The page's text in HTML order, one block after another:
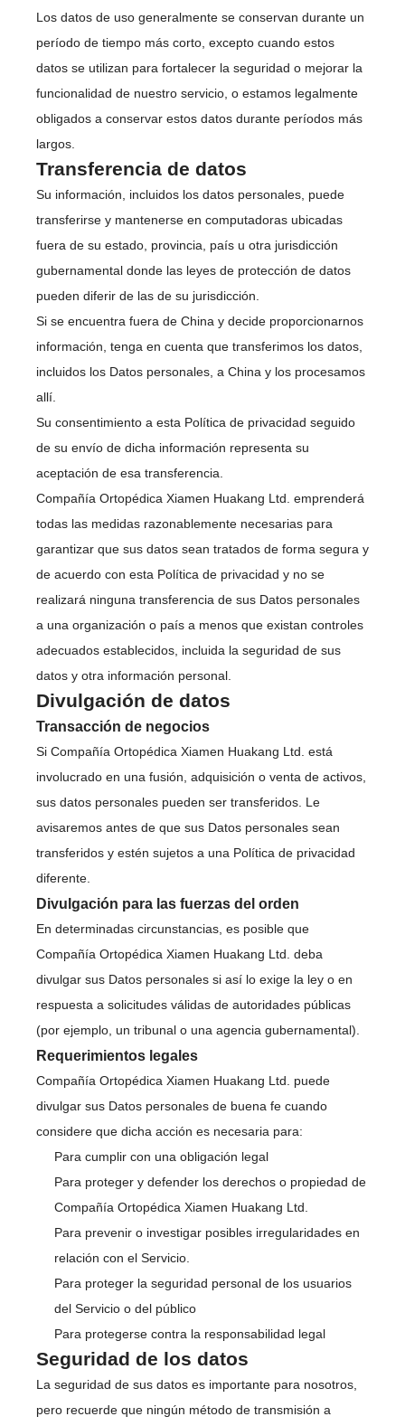
Los datos de uso generalmente se conservan durante un
período de tiempo más corto, excepto cuando estos
datos se utilizan para fortalecer la seguridad o mejorar la
funcionalidad de nuestro servicio, o estamos legalmente
obligados a conservar estos datos durante períodos más
largos.
Transferencia de datos
Su información, incluidos los datos personales, puede
transferirse y mantenerse en computadoras ubicadas
fuera de su estado, provincia, país u otra jurisdicción
gubernamental donde las leyes de protección de datos
pueden diferir de las de su jurisdicción.
Si se encuentra fuera de China y decide proporcionarnos
información, tenga en cuenta que transferimos los datos,
incluidos los Datos personales, a China y los procesamos
allí.
Su consentimiento a esta Política de privacidad seguido
de su envío de dicha información representa su
aceptación de esa transferencia.
Compañía Ortopédica Xiamen Huakang Ltd. emprenderá
todas las medidas razonablemente necesarias para
garantizar que sus datos sean tratados de forma segura y
de acuerdo con esta Política de privacidad y no se
realizará ninguna transferencia de sus Datos personales
a una organización o país a menos que existan controles
adecuados establecidos, incluida la seguridad de sus
datos y otra información personal.
Divulgación de datos
Transacción de negocios
Si Compañía Ortopédica Xiamen Huakang Ltd. está
involucrado en una fusión, adquisición o venta de activos,
sus datos personales pueden ser transferidos. Le
avisaremos antes de que sus Datos personales sean
transferidos y estén sujetos a una Política de privacidad
diferente.
Divulgación para las fuerzas del orden
En determinadas circunstancias, es posible que
Compañía Ortopédica Xiamen Huakang Ltd. deba
divulgar sus Datos personales si así lo exige la ley o en
respuesta a solicitudes válidas de autoridades públicas
(por ejemplo, un tribunal o una agencia gubernamental).
Requerimientos legales
Compañía Ortopédica Xiamen Huakang Ltd. puede
divulgar sus Datos personales de buena fe cuando
considere que dicha acción es necesaria para:
Para cumplir con una obligación legal
Para proteger y defender los derechos o propiedad de
Compañía Ortopédica Xiamen Huakang Ltd.
Para prevenir o investigar posibles irregularidades en
relación con el Servicio.
Para proteger la seguridad personal de los usuarios
del Servicio o del público
Para protegerse contra la responsabilidad legal
Seguridad de los datos
La seguridad de sus datos es importante para nosotros,
pero recuerde que ningún método de transmisión a